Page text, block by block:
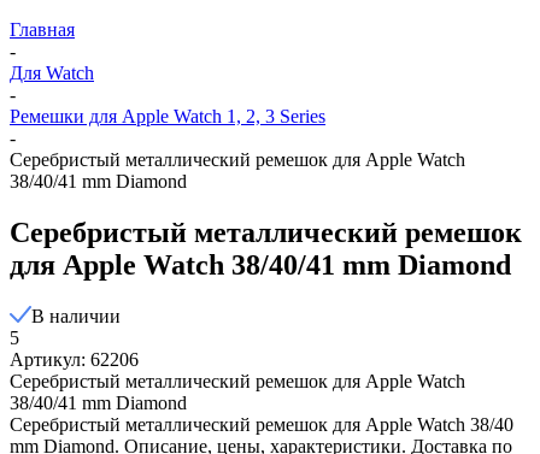
Главная
-
Для Watch
-
Ремешки для Apple Watch 1, 2, 3 Series
-
Серебристый металлический ремешок для Apple Watch
38/40/41 mm Diamond
Серебристый металлический ремешок
для Apple Watch 38/40/41 mm Diamond
В наличии
5
Артикул: 62206
Серебристый металлический ремешок для Apple Watch
38/40/41 mm Diamond
Серебристый металлический ремешок для Apple Watch 38/40
mm Diamond. Описание, цены, характеристики. Доставка по